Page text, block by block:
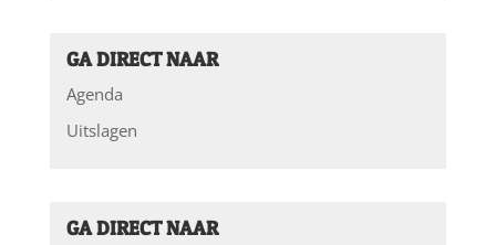
GA DIRECT NAAR
Agenda
Uitslagen
GA DIRECT NAAR